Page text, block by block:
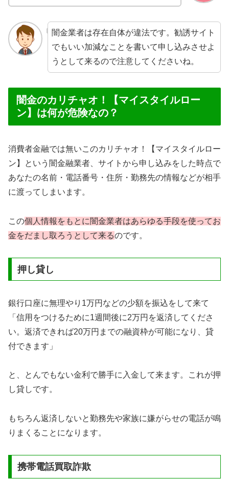
闇金業者は存在自体が違法です。勧誘サイト
でもいい加減なことを書いて申し込みさせよ
うとして来るので注意してくださいね。
闇金のカリチャオ！【マイスタイルロー
ン】は何が危険なの？
消費者金融では無いこのカリチャオ！【マイスタイルロー
ン】という闇金融業者、サイトから申し込みをした時点で
あなたの名前・電話番号・住所・勤務先の情報などが相手
に渡ってしまいます。
この個人情報をもとに闇金業者はあらゆる手段を使ってお
金をだまし取ろうとして来るのです。
押し貸し
銀行口座に無理やり1万円などの少額を振込をして来て
「信用をつけるために1週間後に2万円を返済してくださ
い。返済できれば20万円までの融資枠が可能になり、貸
付できます」
と、とんでもない金利で勝手に入金して来ます。これが押
し貸しです。
もちろん返済しないと勤務先や家族に嫌がらせの電話が鳴
りまくることになります。
携帯電話買取詐欺